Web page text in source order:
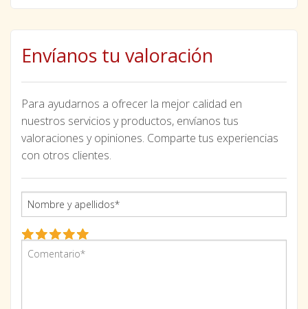
Envíanos tu valoración
Para ayudarnos a ofrecer la mejor calidad en
nuestros servicios y productos, envíanos tus
valoraciones y opiniones. Comparte tus experiencias
con otros clientes.